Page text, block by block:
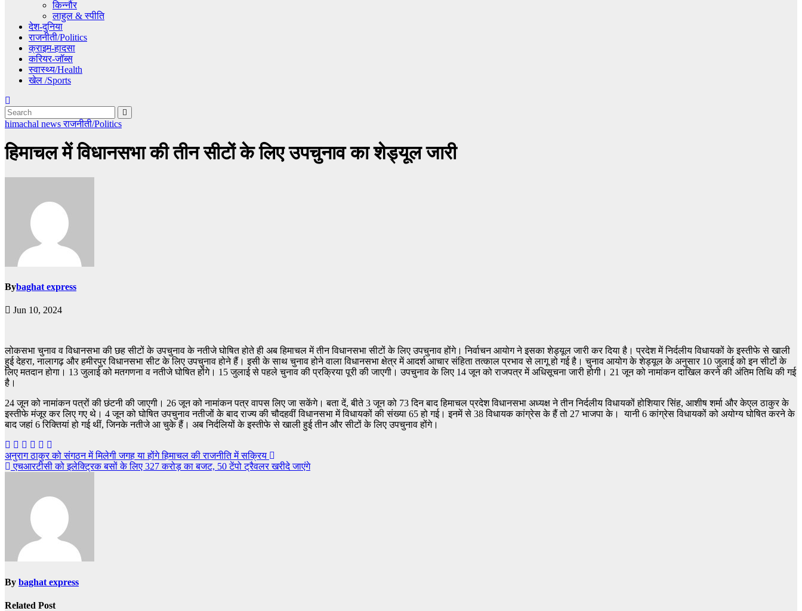
किन्नौर
लाहुल & स्पीति
देश-दुनिया
राजनीती/Politics
क्राइम-हादसा
करियर-जॉब्स
स्वास्थ्य/Health
खेल /Sports
himachal newsराजनीती/Politics
हिमाचल में विधानसभा की तीन सीटों के लिए उपचुनाव का शेड्यूल जारी
Bybaghat express
Jun 10, 2024
लोकसभा चुनाव व विधानसभा की छह सीटों के उपचुनाव के नतीजे घोषित होते ही अब हिमाचल में तीन विधानसभा सीटों के लिए उपचुनाव होंगे। निर्वाचन आयोग ने इसका शेड्यूल जारी कर दिया है। प्रदेश में निर्दलीय विधायकों के इस्तीफे से खाली
हुई देहरा, नालागढ़ और हमीरपुर विधानसभा सीट के लिए उपचुनाव होने हैं। इसी के साथ चुनाव होने वाला विधानसभा क्षेत्र में आदर्श आचार संहिता तत्काल प्रभाव से लागू हो गई है। चुनाव आयोग के शेड्यूल के अनुसार 10 जुलाई को इन सीटों के
लिए मतदान होगा। 13 जुलाई को मतगणना व नतीजे घोषित होंगे। 15 जुलाई से पहले चुनाव की प्रक्रिया पूरी की जाएगी। उपचुनाव के लिए 14 जून को राजपत्र में अधिसूचना जारी होगी। 21 जून को नामांकन दाखिल करने की अंतिम तिथि की गई
है।
24 जून को नामांकन पत्रों की छंटनी की जाएगी। 26 जून को नामांकन पत्र वापस लिए जा सकेंगे। बता दें, बीते 3 जून को 73 दिन बाद हिमाचल प्रदेश विधानसभा अध्यक्ष ने तीन निर्दलीय विधायकों होशियार सिंह, आशीष शर्मा और केएल ठाकुर के
इस्तीफे मंजूर कर लिए गए थे। 4 जून को घोषित उपचुनाव नतीजों के बाद राज्य की चौदहवीं विधानसभा में विधायकों की संख्या 65 हो गई। इनमें से 38 विधायक कांग्रेस के हैं तो 27 भाजपा के। यानी 6 कांग्रेस विधायकों को अयोग्य घोषित करने के
बाद जहां 6 रिक्तियां हो गई थीं, जिनके नतीजे आ चुके हैं। अब निर्दलियों के इस्तीफे से खाली हुई तीन और सीटों के लिए उपचुनाव होंगे।
Post
navigation
अनुराग ठाकुर को संगठन में मिलेगी जगह या होंगे हिमाचल की राजनीति में सक्रिय
एचआरटीसी को इलेक्ट्रिक बसों के लिए 327 करोड़ का बजट, 50 टेंपो ट्रैवलर खरीदे जाएंगे
By baghat express
Related Post